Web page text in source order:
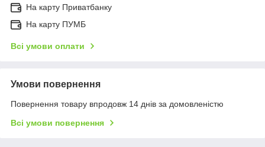
На карту Приватбанку
На карту ПУМБ
Всі умови оплати
Умови повернення
Повернення товару впродовж 14 днів за домовленістю
Всі умови повернення